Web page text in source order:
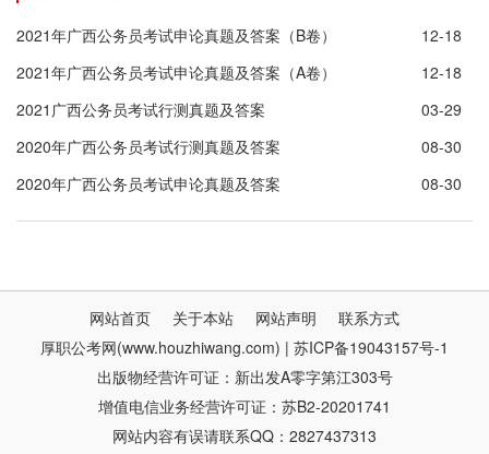
2021年广西公务员考试申论真题及答案（B卷）
12-18
2021年广西公务员考试申论真题及答案（A卷）
12-18
2021广西公务员考试行测真题及答案
03-29
2020年广西公务员考试行测真题及答案
08-30
2020年广西公务员考试申论真题及答案
08-30
网站首页 关于本站 网站声明
联系方式
厚职公考网(www.houzhiwang.com) | 苏ICP备19043157号-1
出版物经营许可证：新出发A零字第江303号
增值电信业务经营许可证：苏B2-20201741
网站内容有误请联系QQ：2827437313